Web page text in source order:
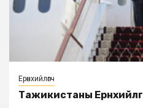
Ерөнхийлөгч
Тажикистаны